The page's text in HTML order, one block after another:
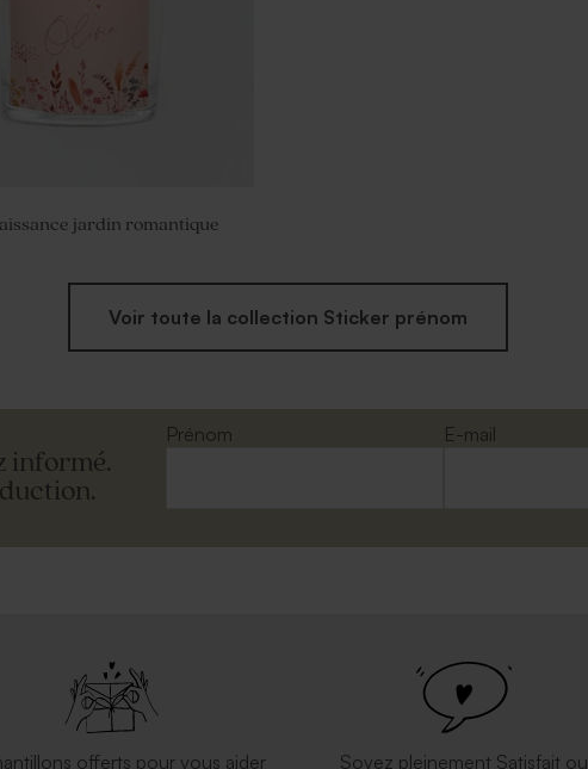
jardin romantique
Voir toute la collection Sticker prénom
informé.
Prénom
E-mail
offerts pour vous aider Soyez pleinement Satisfait ou